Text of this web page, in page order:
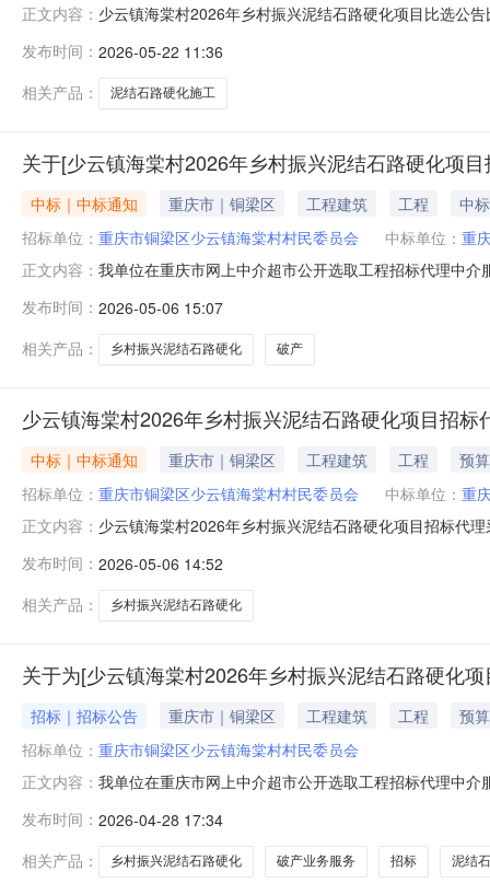
正文内容： 少云镇海棠村2026年乡村振兴泥结石路硬化项目比选公
该项目的施工进行竞争性比选。2.项目概况与比选范围
228645元。2.4
发布时间： 2026-05-22 11:36
相关产品：
泥结石路硬化施工
关于[少云镇海棠村2026年乡村振兴泥结石路硬化项
中标｜中标通知 重庆市｜铜梁区 工程建筑 工程
中
招标单位： 重庆市铜梁区少云镇海棠村村民委员会 中标单位： 重
正文内容： 我单位在重庆市网上中介超市公开选取工程招标代理中
定包干价，固定包干价为4500元。选取时间2026-05-
金额￥4
发布时间： 2026-05-06 15:07
相关产品：
乡村振兴泥结石路硬化 破产
少云镇海棠村2026年乡村振兴泥结石路硬化项目招标
中标｜中标通知 重庆市｜铜梁区 工程建筑 工程
预
招标单位： 重庆市铜梁区少云镇海棠村村民委员会 中标单位： 重
正文内容： 少云镇海棠村2026年乡村振兴泥结石路硬化项目招标代
间:2026-05-0609:00:00选取方式:直接选取中选机构名称
发布时间： 2026-05-06 14:52
相关产品：
乡村振兴泥结石路硬化
关于为[少云镇海棠村2026年乡村振兴泥结石路硬化
招标｜招标公告 重庆市｜铜梁区 工程建筑 工程
预
招标单位： 重庆市铜梁区少云镇海棠村村民委员会
正文内容： 我单位在重庆市网上中介超市公开选取工程招标代理中
需中介服务事项所需服务类型工程招标代理服务内容少
天服务金额￥4500.0元金额说明招标
发布时间： 2026-04-28 17:34
相关产品：
乡村振兴泥结石路硬化 破产业务服务 招标 泥结